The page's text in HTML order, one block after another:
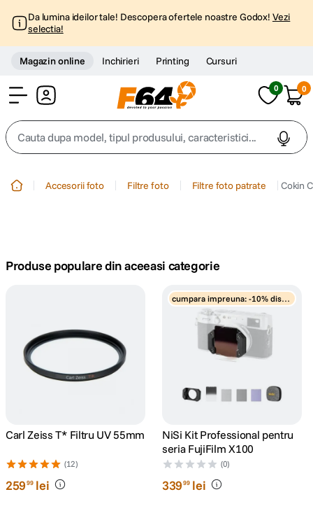
Da lumina ideilor tale! Descopera ofertele noastre Godox! Vezi
selectia!
Magazin online Inchirieri Printing Cursuri
0 0
Cauta dupa model, tipul produsului, caracteristici...
trepied telefon
5. canon sx740 hs
6. lavaliera
dji mic mini
9. dji osmo
Accesorii foto Filtre foto Filtre foto patrate Cokin
Produse populare din aceeasi categorie
Carl Zeiss T* Filtru UV 55mm
(12)
25999 lei
cumpara impreuna: -10% disco
NiSi Kit Professional pentru
seria FujiFilm X100
(0)
33999 lei